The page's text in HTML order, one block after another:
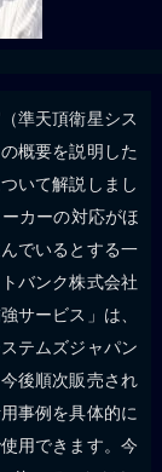
準天頂衛星シス
概要を説明した
いて解説しまし
カーの対応がほ
でいるとする一
バンク株式会社
サービス」は、
テムズジャパン
後順次販売され
事例を具体的に
用できます。今